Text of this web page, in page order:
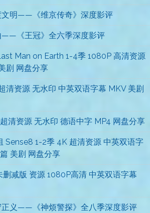
文明——《维京传奇》深度影评
——《王冠》全六季深度影评
Man on Earth 1-4季 1080P 高清资源
剧 网盘分享
清资源 无水印 中英双语字幕 MKV 美剧
清资源 无水印 德语中字 MP4 网盘分享
Sense8 1-2季 4K 超清资源 中英双语字
美剧 网盘分享
减版 资源 1080P高清 中英双语字幕
正义——《神烦警探》全八季深度影评